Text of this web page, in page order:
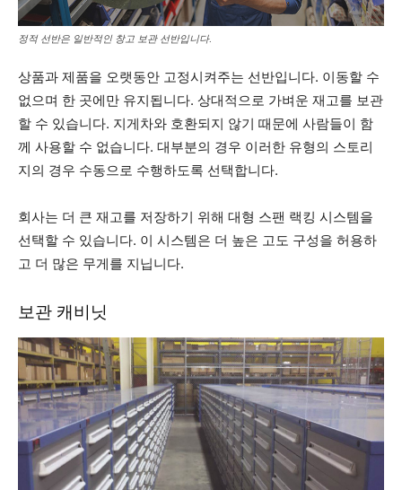
정적 선반은 일반적인 창고 보관 선반입니다.
상품과 제품을 오랫동안 고정시켜주는 선반입니다. 이동할 수
없으며 한 곳에만 유지됩니다. 상대적으로 가벼운 재고를 보관
할 수 있습니다. 지게차와 호환되지 않기 때문에 사람들이 함
께 사용할 수 없습니다. 대부분의 경우 이러한 유형의 스토리
지의 경우 수동으로 수행하도록 선택합니다.
회사는 더 큰 재고를 저장하기 위해 대형 스팬 랙킹 시스템을
선택할 수 있습니다. 이 시스템은 더 높은 고도 구성을 허용하
고 더 많은 무게를 지닙니다.
보관 캐비닛